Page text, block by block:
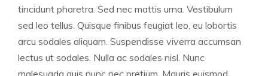
tincidunt pharetra. Sed nec mattis urna. Vestibulum
sed leo tellus. Quisque finibus feugiat leo, eu lobortis
arcu sodales aliquam. Suspendisse viverra accumsan
lectus ut sodales. Nulla ac sodales nisl. Nunc
malesuada quis nunc nec pretium. Mauris euismod